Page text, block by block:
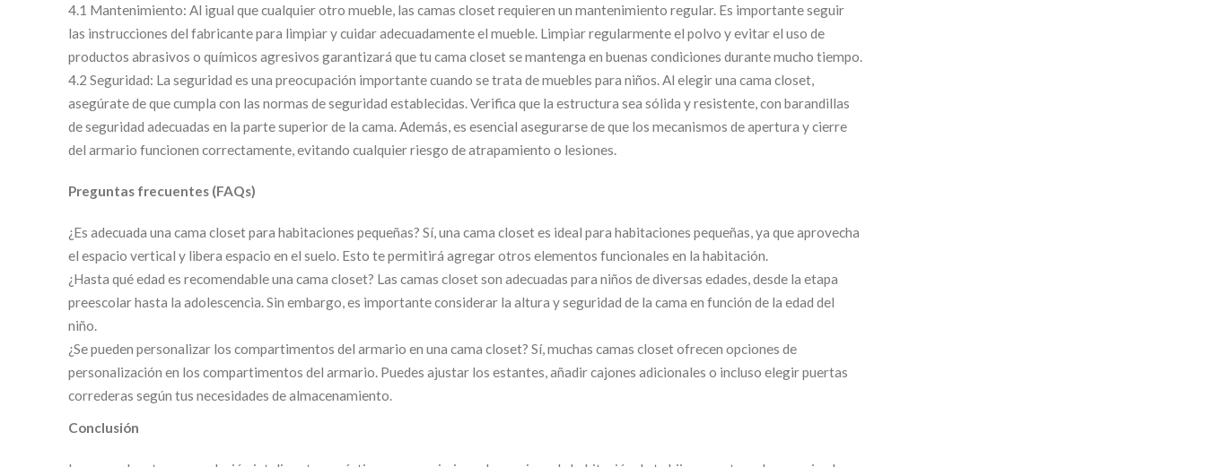
4.1 Mantenimiento: Al igual que cualquier otro mueble, las camas closet requieren un mantenimiento regular. Es importante seguir
las instrucciones del fabricante para limpiar y cuidar adecuadamente el mueble. Limpiar regularmente el polvo y evitar el uso de
productos abrasivos o químicos agresivos garantizará que tu cama closet se mantenga en buenas condiciones durante mucho tiempo.
4.2 Seguridad: La seguridad es una preocupación importante cuando se trata de muebles para niños. Al elegir una cama closet,
asegúrate de que cumpla con las normas de seguridad establecidas. Verifica que la estructura sea sólida y resistente, con barandillas
de seguridad adecuadas en la parte superior de la cama. Además, es esencial asegurarse de que los mecanismos de apertura y cierre
del armario funcionen correctamente, evitando cualquier riesgo de atrapamiento o lesiones.
Preguntas frecuentes (FAQs)
¿Es adecuada una cama closet para habitaciones pequeñas? Sí, una cama closet es ideal para habitaciones pequeñas, ya que aprovecha
el espacio vertical y libera espacio en el suelo. Esto te permitirá agregar otros elementos funcionales en la habitación.
¿Hasta qué edad es recomendable una cama closet? Las camas closet son adecuadas para niños de diversas edades, desde la etapa
preescolar hasta la adolescencia. Sin embargo, es importante considerar la altura y seguridad de la cama en función de la edad del
niño.
¿Se pueden personalizar los compartimentos del armario en una cama closet? Sí, muchas camas closet ofrecen opciones de
personalización en los compartimentos del armario. Puedes ajustar los estantes, añadir cajones adicionales o incluso elegir puertas
correderas según tus necesidades de almacenamiento.
Conclusión